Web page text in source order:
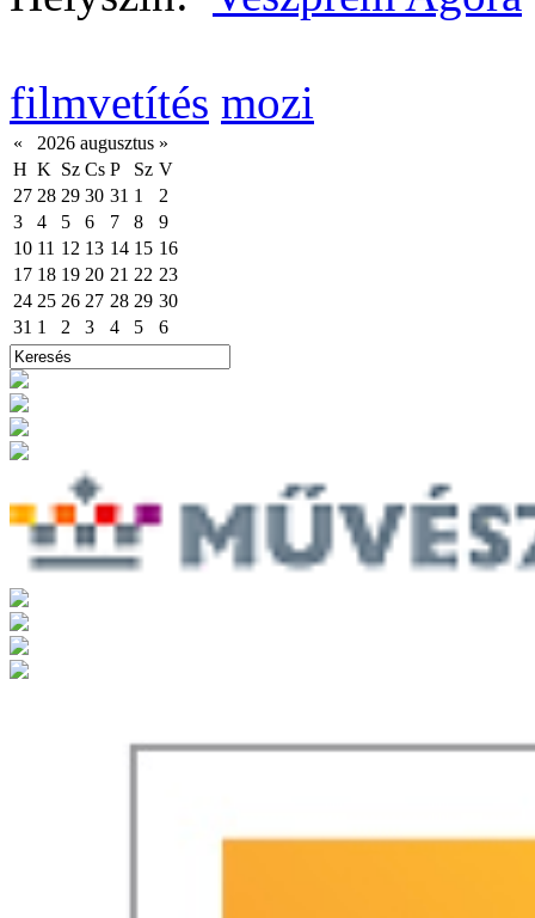
filmvetítés mozi
« 2026 augusztus »
H K Sz Cs P Sz V
27 28 29 30 31 1
2
3
4 5 6 7 8
9
10 11 12 13 14 15 16
17 18 19 20 21 22 23
24 25 26 27 28 29 30
31 1 2 3 4 5 6